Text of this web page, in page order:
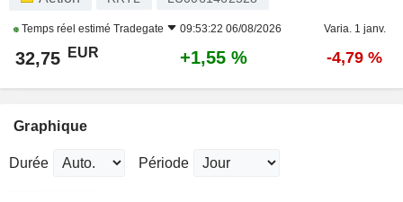
Temps réel estimé Tradegate 09:53:22 06/08/2026 Varia. 1 janv.
32,75 EUR +1,55 % -4,79 %
Graphique
Durée Période